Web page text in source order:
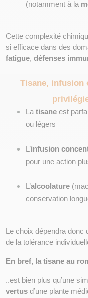
(notamment à la
Cette complexité
si efficace dans des
fatigue, défenses
Tisane, infusion
La tisane est
ou légers
L’infusion
pour une action
L’alcoolature
conservation
Le choix dépendra donc
de la tolérance
En bref, la tisane au
vertus d’une plante